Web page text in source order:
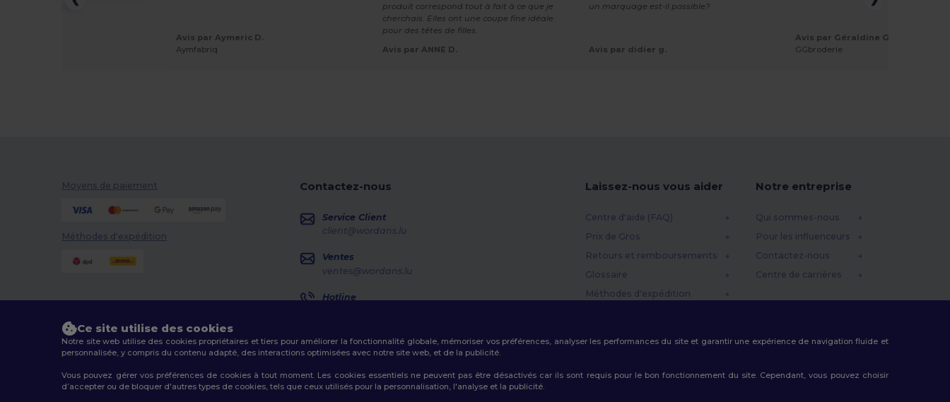
à la bonne tenue.
Avis par Aymeric D.
Aymfabriq
produit correspond tout à fait à ce que je
cherchais. Elles ont une coupe fine idéale
pour des têtes de filles.
Avis par ANNE D.
un marquage est-il possible?
Avis par didier g.
Avis par Géraldine G.
GGbroderie
Moyens de paiement
Méthodes d'expédition
Contactez-nous
Service Client
client@wordans.lu
Ventes
ventes@wordans.lu
Hotline
Suivi de commande
Laissez-nous vous aider
Centre d'aide (FAQ)
Prix de Gros
Retours et remboursements
Glossaire
Méthodes d'expédition
Notre entreprise
Qui sommes-nous
Pour les influenceurs
Contactez-nous
Centre de carrières
Ce site utilise des cookies
Notre site web utilise des cookies propriétaires et tiers pour améliorer la fonctionnalité globale, mémoriser vos préférences, analyser les performances du site et garantir une expérience de navigation fluide et
personnalisée, y compris du contenu adapté, des interactions optimisées avec notre site web, et de la publicité.
Vous pouvez gérer vos préférences de cookies à tout moment. Les cookies essentiels ne peuvent pas être désactivés car ils sont requis pour le bon fonctionnement du site. Cependant, vous pouvez choisir
d’accepter ou de bloquer d'autres types de cookies, tels que ceux utilisés pour la personnalisation, l'analyse et la publicité.